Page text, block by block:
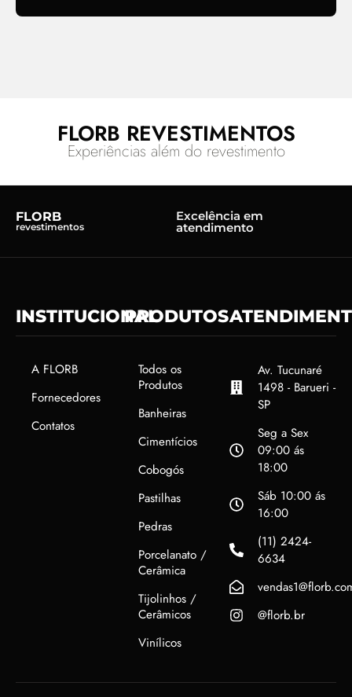
FLORB REVESTIMENTOS
Experiências além do revestimento
FLORB
revestimentos
Excelência em
atendimento
INSTITUCIONAL
A FLORB
Fornecedores
Contatos
PRODUTOS
Todos os
Produtos
Banheiras
Cimentícios
Cobogós
Pastilhas
Pedras
Porcelanato /
Cerâmica
Tijolinhos /
Cerâmicos
Vinílicos
Av. Tucunaré
1498 - Barueri -
SP
Seg a Sex
09:00 ás
18:00
Sáb 10:00 ás
16:00
(11) 2424-
6634
@florb.br